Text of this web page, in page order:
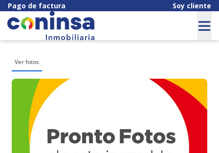
Pago de factura Soy cliente
Ver fotos